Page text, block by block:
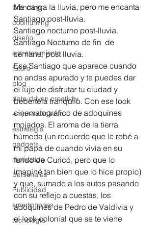
branding
coolhunting
diseño
entretenimiento
futuro
blog
data-driven creativity
emprendimiento
estrategia
gadgets
motivation
personales
Publicidad
smartphones
tecnología
Me carga la lluvia, pero me encanta
Santiago post-lluvia.
Santiago nocturno post-lluvia.
Santiago Nocturno de fin  de
semana, post lluvia.
Ese Santiago que aparece cuando
no andas apurado y te puedes dar
el lujo de disfrutar tu ciudad y
bebertela tranquilo. Con ese look
cinematográfico de adoquines
mojados. El aroma de la tierra
húmeda (un recuerdo que le robé a
mi papá de cuando vivía en su
fundo de Curicó, pero que lo
imaginé tan bien que lo hice propio)
y que, sumado a los autos pasando
con su reflejo a cuestas, los
adoquines de Pedro de Valdivia y
el look colonial que se te viene